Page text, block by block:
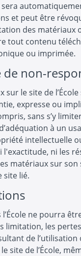
et peut être
des matériaux
tout contenu
ou imprimée.
de non-
sur le site de
expresse ou
sans s’y
à un
intellectuelle
l'exactitude, ni les
matériaux sur
site lié.
l’École ne pourra
limitation, les
de l’utilisation
site de l’École,